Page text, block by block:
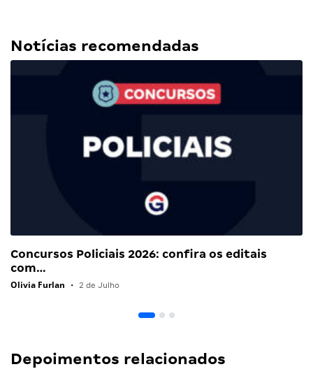
Notícias recomendadas
Concursos Policiais 2026: confira os editais
com…
Olivia Furlan • 2 de Julho
Depoimentos relacionados